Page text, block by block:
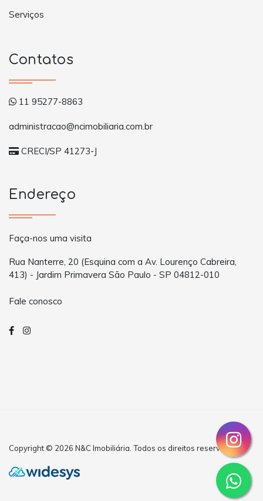
Serviços
Contatos
11 95277-8863
administracao@ncimobiliaria.com.br
CRECI/SP 41273-J
Endereço
Faça-nos uma visita
Rua Nanterre, 20 (Esquina com a Av. Lourenço Cabreira,
413) - Jardim Primavera São Paulo - SP 04812-010
Fale conosco
Copyright © 2026 N&C Imobiliária. Todos os direitos reservados.